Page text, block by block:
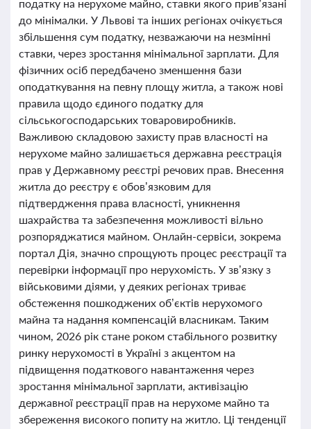
податку на нерухоме майно, ставки якого прив’язані
до мінімалки. У Львові та інших регіонах очікується
збільшення сум податку, незважаючи на незмінні
ставки, через зростання мінімальної зарплати. Для
фізичних осіб передбачено зменшення бази
оподаткування на певну площу житла, а також нові
правила щодо єдиного податку для
сільськогосподарських товаровиробників.
Важливою складовою захисту прав власності на
нерухоме майно залишається державна реєстрація
прав у Державному реєстрі речових прав. Внесення
житла до реєстру є обов’язковим для
підтвердження права власності, уникнення
шахрайства та забезпечення можливості вільно
розпоряджатися майном. Онлайн-сервіси, зокрема
портал Дія, значно спрощують процес реєстрації та
перевірки інформації про нерухомість. У зв’язку з
військовими діями, у деяких регіонах триває
обстеження пошкоджених об’єктів нерухомого
майна та надання компенсацій власникам. Таким
чином, 2026 рік стане роком стабільного розвитку
ринку нерухомості в Україні з акцентом на
підвищення податкового навантаження через
зростання мінімальної зарплати, активізацію
державної реєстрації прав на нерухоме майно та
збереження високого попиту на житло. Ці тенденції